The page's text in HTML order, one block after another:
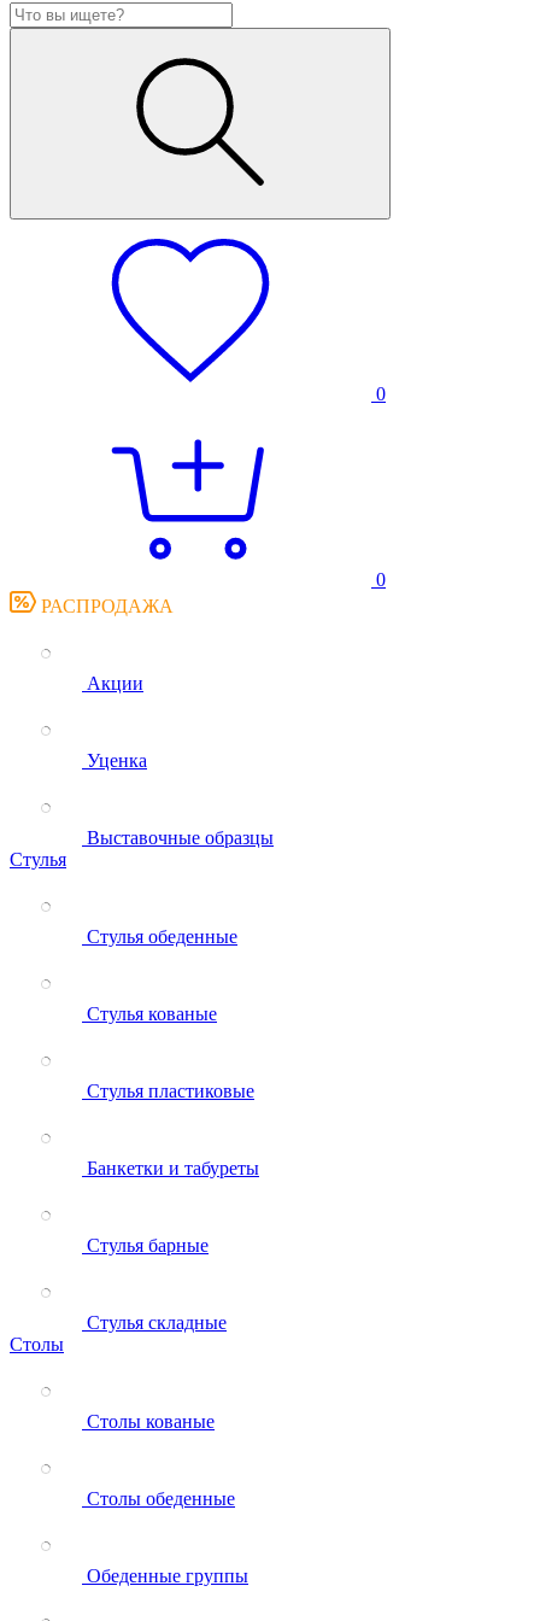
0
0
РАСПРОДАЖА
Акции
Уценка
Выставочные образцы
Стулья
Стулья обеденные
Стулья кованые
Стулья пластиковые
Банкетки и табуреты
Стулья барные
Стулья складные
Столы
Столы кованые
Столы обеденные
Обеденные группы